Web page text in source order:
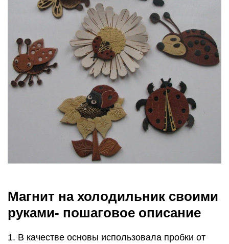
Магнит на холодильник своими
руками- пошаговое описание
1. В качестве основы использовала пробки от